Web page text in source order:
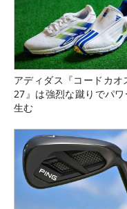
アディダス『コードカオ
27』は強烈な蹴りでパワ
生む